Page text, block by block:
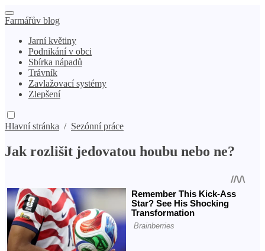
Farmářův blog
Jarní květiny
Podnikání v obci
Sbírka nápadů
Trávník
Zavlažovací systémy
Zlepšení
Hlavní stránka / Sezónní práce
Jak rozlišit jedovatou houbu nebo ne?